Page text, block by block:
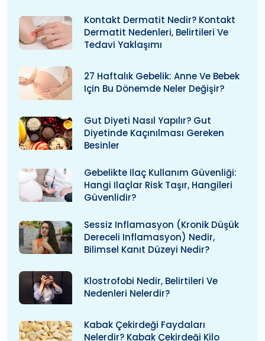
Kontakt Dermatit Nedir? Kontakt
Dermatit Nedenleri, Belirtileri Ve
Tedavi Yaklaşımı
27 Haftalık Gebelik: Anne Ve Bebek
Için Bu Dönemde Neler Değişir?
Gut Diyeti Nasıl Yapılır? Gut
Diyetinde Kaçınılması Gereken
Besinler
Gebelikte Ilaç Kullanım Güvenliği:
Hangi Ilaçlar Risk Taşır, Hangileri
Güvenlidir?
Sessiz Inflamasyon (kronik Düşük
Dereceli Inflamasyon) Nedir,
Bilimsel Kanıt Düzeyi Nedir?
Klostrofobi Nedir, Belirtileri Ve
Nedenleri Nelerdir?
Kabak Çekirdeği Faydaları
Nelerdir? Kabak Çekirdeği Kilo